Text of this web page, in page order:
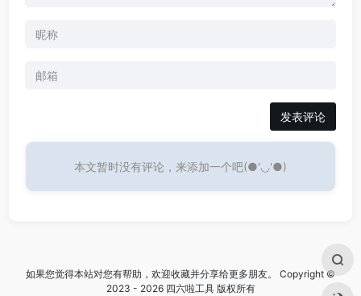
发表评论
本文暂时没有评论，来添加一个吧(●'◡'●)
如果您觉得本站对您有帮助，欢迎收藏并分享给更多朋友。 Copyright ©
2023 - 2026 四六啦工具 版权所有